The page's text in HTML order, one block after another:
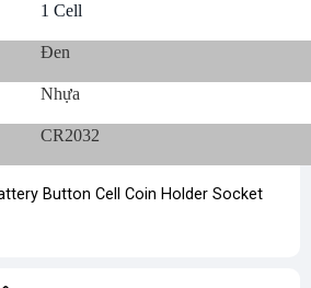
1 Cell
Đen
Nhựa
CR2032
Button Cell Coin Holder Socket